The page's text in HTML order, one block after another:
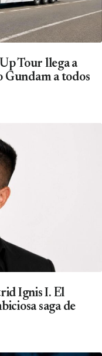
Tour llega a
Gundam a todos
Ignis I. El
saga de